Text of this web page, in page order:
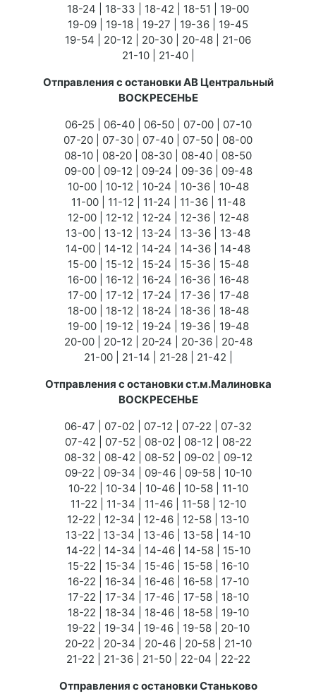
18-24 | 18-33 | 18-42 | 18-51 | 19-00
19-09 | 19-18 | 19-27 | 19-36 | 19-45
19-54 | 20-12 | 20-30 | 20-48 | 21-06
21-10 | 21-40 |
Отправления с остановки АВ Центральный
ВОСКРЕСЕНЬЕ
06-25 | 06-40 | 06-50 | 07-00 | 07-10
07-20 | 07-30 | 07-40 | 07-50 | 08-00
08-10 | 08-20 | 08-30 | 08-40 | 08-50
09-00 | 09-12 | 09-24 | 09-36 | 09-48
10-00 | 10-12 | 10-24 | 10-36 | 10-48
11-00 | 11-12 | 11-24 | 11-36 | 11-48
12-00 | 12-12 | 12-24 | 12-36 | 12-48
13-00 | 13-12 | 13-24 | 13-36 | 13-48
14-00 | 14-12 | 14-24 | 14-36 | 14-48
15-00 | 15-12 | 15-24 | 15-36 | 15-48
16-00 | 16-12 | 16-24 | 16-36 | 16-48
17-00 | 17-12 | 17-24 | 17-36 | 17-48
18-00 | 18-12 | 18-24 | 18-36 | 18-48
19-00 | 19-12 | 19-24 | 19-36 | 19-48
20-00 | 20-12 | 20-24 | 20-36 | 20-48
21-00 | 21-14 | 21-28 | 21-42 |
Отправления с остановки ст.м.Малиновка
ВОСКРЕСЕНЬЕ
06-47 | 07-02 | 07-12 | 07-22 | 07-32
07-42 | 07-52 | 08-02 | 08-12 | 08-22
08-32 | 08-42 | 08-52 | 09-02 | 09-12
09-22 | 09-34 | 09-46 | 09-58 | 10-10
10-22 | 10-34 | 10-46 | 10-58 | 11-10
11-22 | 11-34 | 11-46 | 11-58 | 12-10
12-22 | 12-34 | 12-46 | 12-58 | 13-10
13-22 | 13-34 | 13-46 | 13-58 | 14-10
14-22 | 14-34 | 14-46 | 14-58 | 15-10
15-22 | 15-34 | 15-46 | 15-58 | 16-10
16-22 | 16-34 | 16-46 | 16-58 | 17-10
17-22 | 17-34 | 17-46 | 17-58 | 18-10
18-22 | 18-34 | 18-46 | 18-58 | 19-10
19-22 | 19-34 | 19-46 | 19-58 | 20-10
20-22 | 20-34 | 20-46 | 20-58 | 21-10
21-22 | 21-36 | 21-50 | 22-04 | 22-22
Отправления с остановки Станьково